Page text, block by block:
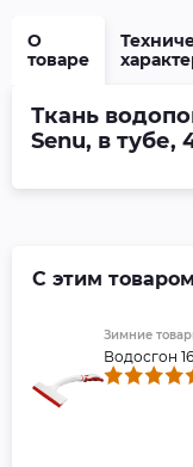
О
товаре
Ткань
Senu, в тубе,
С этим
Зимние
Водосгон